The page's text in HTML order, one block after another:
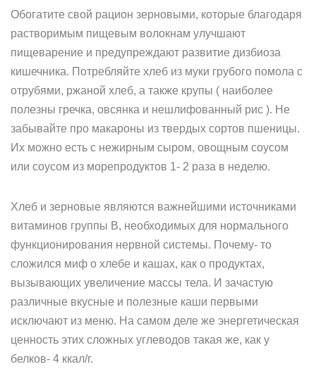
Обогатите свой рацион зерновыми, которые благодаря
растворимым пищевым волокнам улучшают
пищеварение и предупреждают развитие дизбиоза
кишечника. Потребляйте хлеб из муки грубого помола с
отрубями, ржаной хлеб, а также крупы ( наиболее
полезны гречка, овсянка и нешлифованный рис ). Не
забывайте про макароны из твердых сортов пшеницы.
Их можно есть с нежирным сыром, овощным соусом
или соусом из морепродуктов 1- 2 раза в неделю.
Хлеб и зерновые являются важнейшими источниками
витаминов группы В, необходимых для нормального
функционирования нервной системы. Почему- то
сложился миф о хлебе и кашах, как о продуктах,
вызывающих увеличение массы тела. И зачастую
различные вкусные и полезные каши первыми
исключают из меню. На самом деле же энергетическая
ценность этих сложных углеводов такая же, как у
белков- 4 ккал/г.